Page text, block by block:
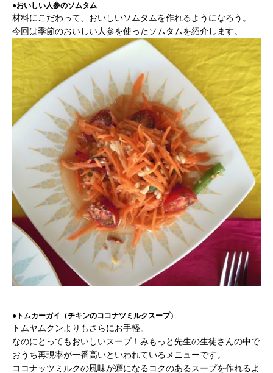
●おいしい人参のソムタム
材料にこだわって、おいしいソムタムを作れるようになろう。
今回は季節のおいしい人参を使ったソムタムを紹介します。
●トムカーガイ（チキンのココナツミルクスープ）
トムヤムクンよりもさらにお手軽。
なのにとってもおいしいスープ！みもっと先生の生徒さんの中で
おうち再現率が一番高いといわれているメニューです。
ココナッツミルクの風味が癖になるコクのあるスープを作れるよ
に
関
問
合
わ
の
方
会
員
登
録
済
方
材
の